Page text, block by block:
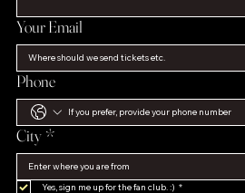
Your Email
Phone
City *
Yes, sign me up for the fan club. :) *